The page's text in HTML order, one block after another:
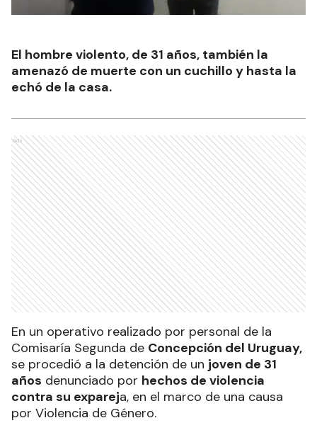
El hombre violento, de 31 años, también la
amenazó de muerte con un cuchillo y hasta la
echó de la casa.
Ads
En un operativo realizado por personal de la
Comisaría Segunda de Concepción del Uruguay,
se procedió a la detención de un joven de 31
años denunciado por hechos de violencia
contra su expareja, en el marco de una causa
por Violencia de Género.